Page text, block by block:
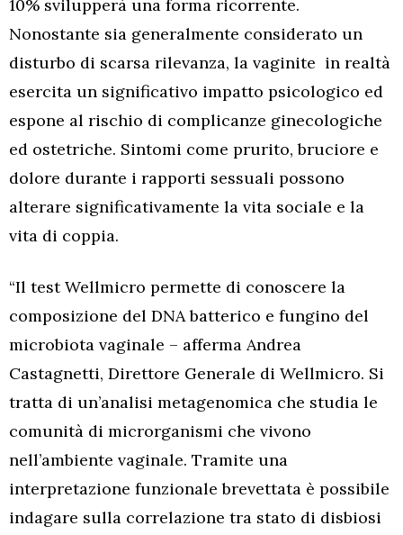
10% svilupperà una forma ricorrente.
Nonostante sia generalmente considerato un
disturbo di scarsa rilevanza, la vaginite in realtà
esercita un significativo impatto psicologico ed
espone al rischio di complicanze ginecologiche
ed ostetriche. Sintomi come prurito, bruciore e
dolore durante i rapporti sessuali possono
alterare significativamente la vita sociale e la
vita di coppia.
“Il test Wellmicro permette di conoscere la
composizione del DNA batterico e fungino del
microbiota vaginale – afferma Andrea
Castagnetti, Direttore Generale di Wellmicro. Si
tratta di un’analisi metagenomica che studia le
comunità di microrganismi che vivono
nell’ambiente vaginale. Tramite una
interpretazione funzionale brevettata è possibile
indagare sulla correlazione tra stato di disbiosi